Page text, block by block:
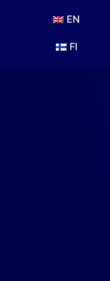
EN
FI